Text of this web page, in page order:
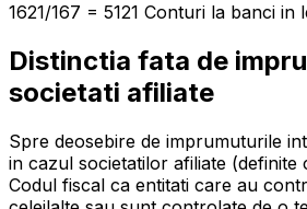
1621/167 = 5121 Conturi la banci in
Distinctia fata de
societati afiliate
Spre deosebire de imprumuturile
in cazul societatilor afiliate
Codul fiscal ca entitati care au